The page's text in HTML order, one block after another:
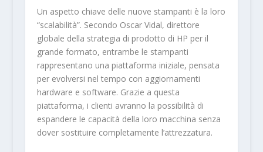
Un aspetto chiave delle nuove stampanti è la loro
“scalabilità”. Secondo Oscar Vidal, direttore
globale della strategia di prodotto di HP per il
grande formato, entrambe le stampanti
rappresentano una piattaforma iniziale, pensata
per evolversi nel tempo con aggiornamenti
hardware e software. Grazie a questa
piattaforma, i clienti avranno la possibilità di
espandere le capacità della loro macchina senza
dover sostituire completamente l’attrezzatura.